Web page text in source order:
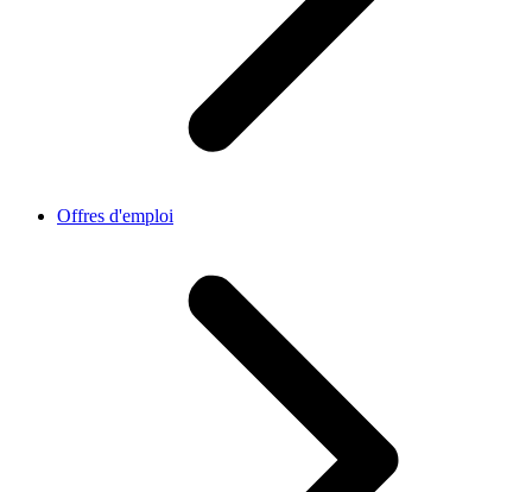
Offres d'emploi